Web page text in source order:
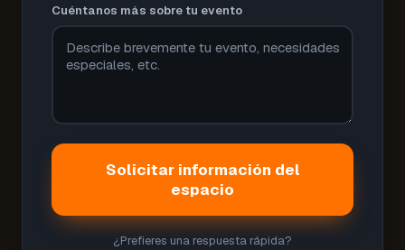
Cuéntanos más sobre tu evento
Solicitar información del
espacio
¿Prefieres una respuesta rápida?